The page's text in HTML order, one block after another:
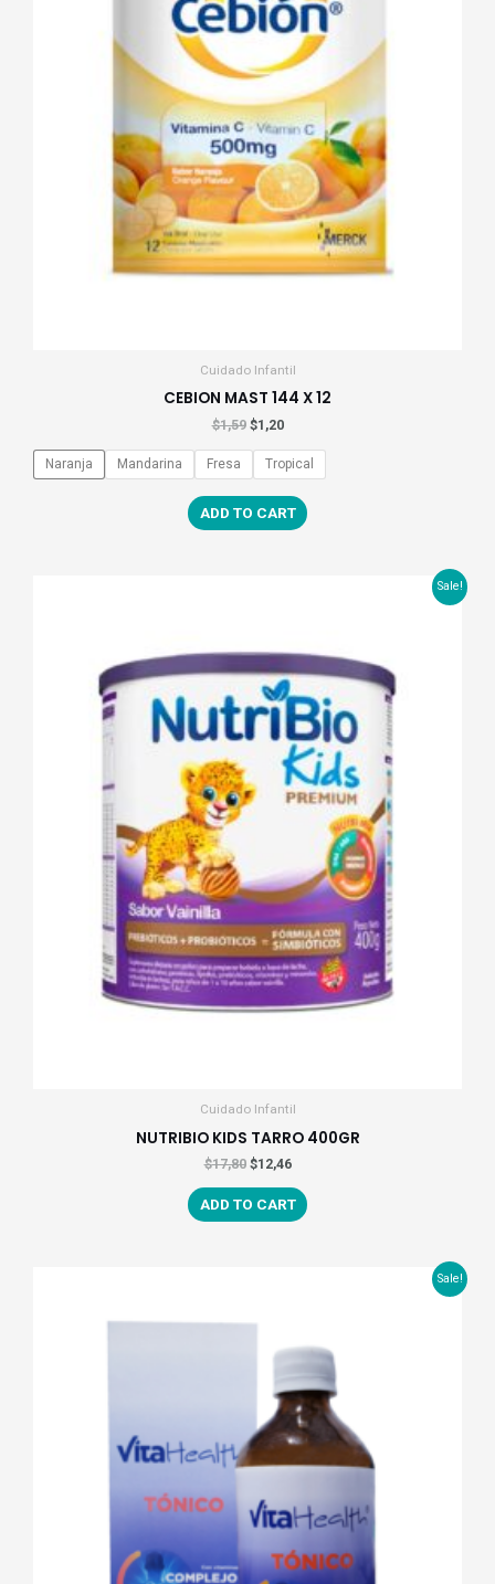
Cuidado Infantil
CEBION MAST 144 X 12
$1,59 $1,20
Naranja Mandarina Fresa Tropical
ADD TO CART
Sale!
Cuidado Infantil
NUTRIBIO KIDS TARRO 400GR
$17,80 $12,46
ADD TO CART
Sale!